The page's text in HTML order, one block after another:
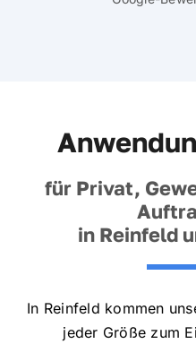
für Privat,
in Reinfeld
In Reinfeld kommen
jeder Größe zum